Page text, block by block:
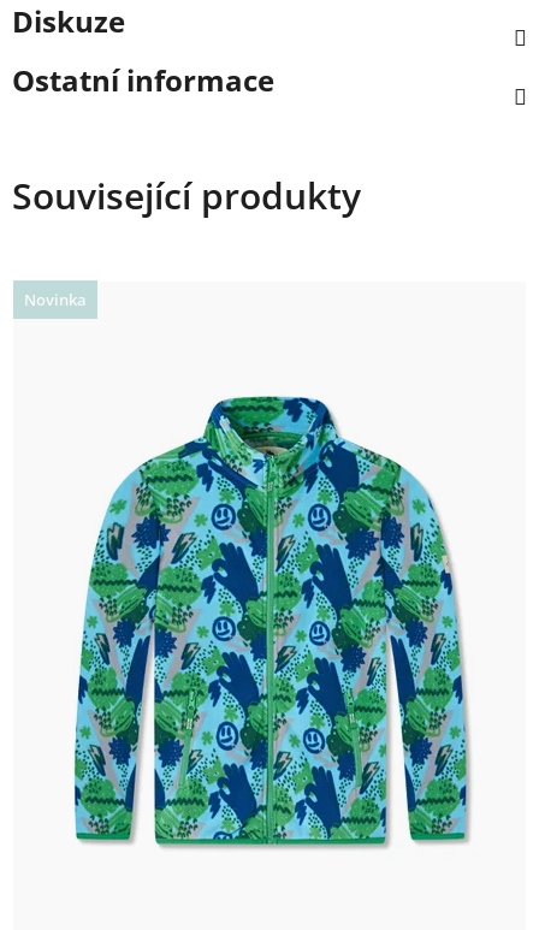
Diskuze
Ostatní informace
Související produkty
Novinka